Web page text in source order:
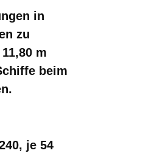
in
zu
m
beim
je 54